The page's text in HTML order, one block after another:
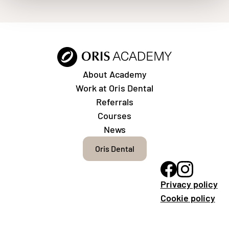
About Academy
Work at Oris Dental
Referrals
Courses
News
Oris Dental
Privacy policy
Cookie policy